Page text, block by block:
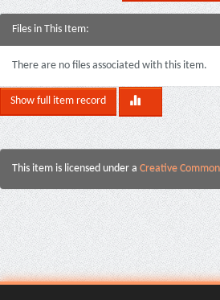
Files in This Item:
There are no files associated with this item.
Show full item record
This item is licensed under a Creative